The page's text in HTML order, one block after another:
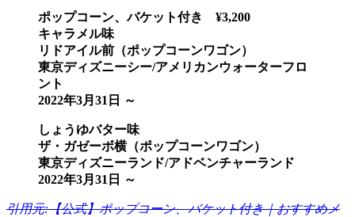
ポップコーン、バケット付き ¥3,200
キャラメル味
リドアイル前（ポップコーンワゴン）
東京ディズニーシー/アメリカンウォーターフロ
ント
2022年3月31日 ～
しょうゆバター味
ザ・ガゼーボ横（ポップコーンワゴン）
東京ディズニーランド/アドベンチャーランド
2022年3月31日 ～
引用元:【公式】ポップコーン、バケット付き｜おすすめメ